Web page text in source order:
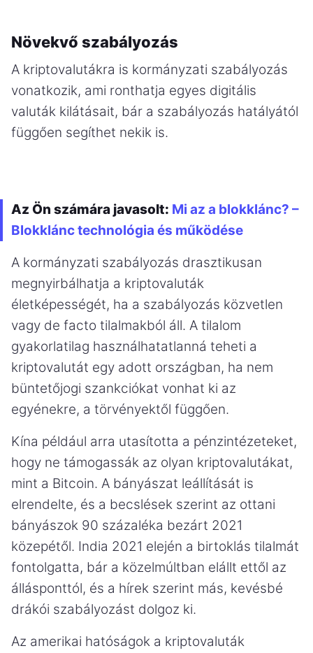
Növekvő szabályozás
A kriptovalutákra is kormányzati szabályozás
vonatkozik, ami ronthatja egyes digitális
valuták kilátásait, bár a szabályozás hatályától
függően segíthet nekik is.
Az Ön számára javasolt: Mi az a blokklánc? –
Blokklánc technológia és működése
A kormányzati szabályozás drasztikusan
megnyirbálhatja a kriptovaluták
életképességét, ha a szabályozás közvetlen
vagy de facto tilalmakból áll. A tilalom
gyakorlatilag használhatatlanná teheti a
kriptovalutát egy adott országban, ha nem
büntetőjogi szankciókat vonhat ki az
egyénekre, a törvényektől függően.
Kína például arra utasította a pénzintézeteket,
hogy ne támogassák az olyan kriptovalutákat,
mint a Bitcoin. A bányászat leállítását is
elrendelte, és a becslések szerint az ottani
bányászok 90 százaléka bezárt 2021
közepétől. India 2021 elején a birtoklás tilalmát
fontolgatta, bár a közelmúltban elállt ettől az
állásponttól, és a hírek szerint más, kevésbé
drákói szabályozást dolgoz ki.
Az amerikai hatóságok a kriptovaluták